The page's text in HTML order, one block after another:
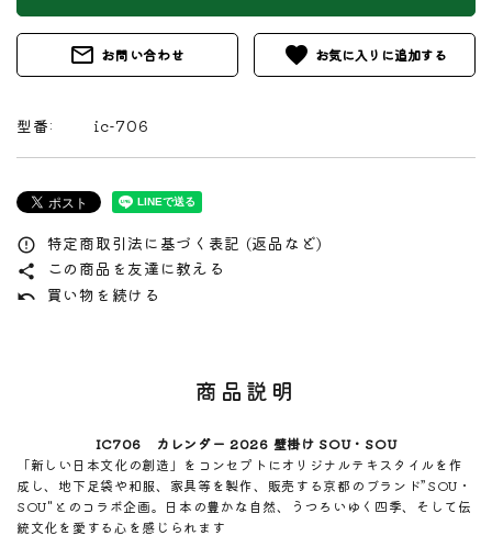
mail_outline お問い合わせ favorite
型番: ic-706
error_outline 特定商取引法に基づく表記 (返品など)
share この商品を友達に教える
undo 買い物を続ける
商品説明
IC706 カレンダー 2026 壁掛け SOU・SOU
「新しい日本文化の創造」をコンセプトにオリジナルテキスタイルを作
成し、地下足袋や和服、家具等を製作、販売する京都のブランド”SOU・
SOU"とのコラボ企画。日本の豊かな自然、うつろいゆく四季、そして伝
統文化を愛する心を感じられます